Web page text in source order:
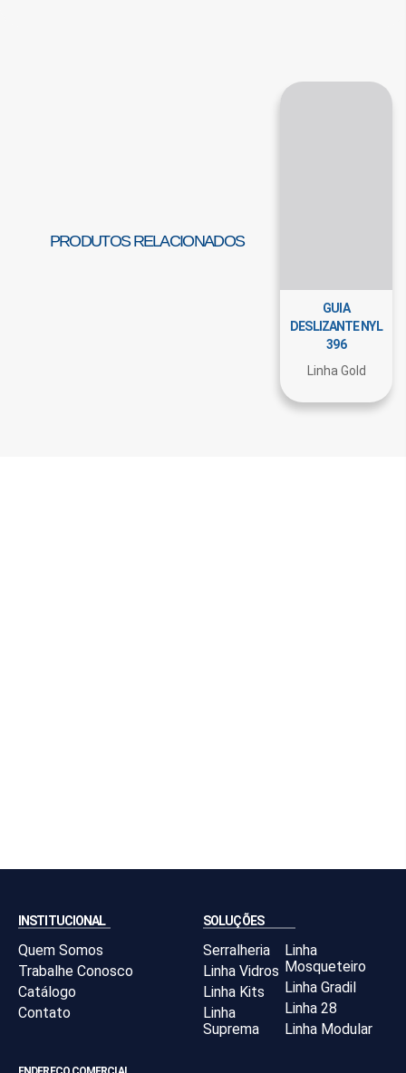
PRODUTOS RELACIONADOS
GUIA
DESLIZANTE NYL
396
Linha Gold
INSTITUCIONAL
Quem Somos
Trabalhe Conosco
Catálogo
Contato
SOLUÇÕES
Serralheria
Linha Vidros
Linha Kits
Linha
Suprema
Linha
Mosqueteiro
Linha Gradil
Linha 28
Linha Modular